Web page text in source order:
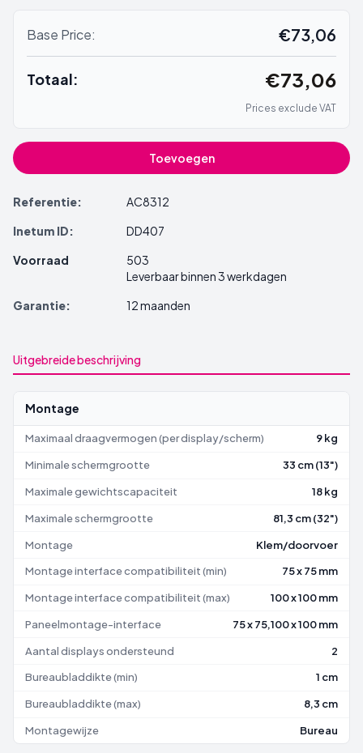
Base Price: €73,06
Totaal: €73,06
Prices exclude VAT
Toevoegen
Referentie:
AC8312
Inetum ID:
DD407
Voorraad
503
Leverbaar binnen 3 werkdagen
Garantie:
12 maanden
Uitgebreide beschrijving
Montage
Maximaal draagvermogen (per display/scherm) 9 kg
Minimale schermgrootte 33 cm (13")
Maximale gewichtscapaciteit 18 kg
Maximale schermgrootte 81,3 cm (32")
Montage Klem/doorvoer
Montage interface compatibiliteit (min) 75 x 75 mm
Montage interface compatibiliteit (max) 100 x 100 mm
Paneelmontage-interface 75 x 75,100 x 100 mm
Aantal displays ondersteund 2
Bureaubladdikte (min) 1 cm
Bureaubladdikte (max) 8,3 cm
Montagewijze Bureau